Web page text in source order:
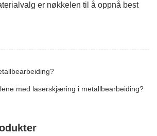
er nøkkelen til å oppnå best
med laserskjæring i metallbearbeiding?